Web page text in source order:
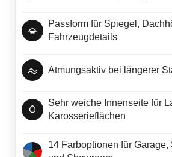
Passform für Spiegel,
Fahrzeugdetails
Atmungsaktiv bei längerer
Sehr weiche Innenseite für
Karosserieflächen
14 Farboptionen für Garage,